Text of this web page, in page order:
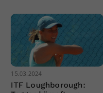
15.03.2024
ITF Loughborough: